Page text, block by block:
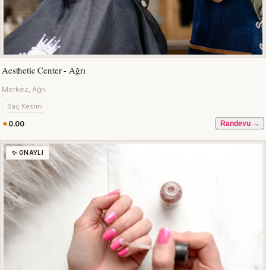
Aesthetic Center - Ağrı
Merkez, Ağrı
Saç Kesimi
0.00 Randevu →
✨ ONAYLI